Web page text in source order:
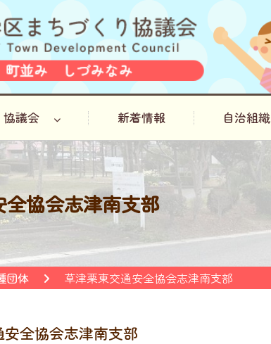
議会 新着情報 自治組織
協会志津南支部
団体 草津栗東交通安全協会志津南支部
全協会志津南支部